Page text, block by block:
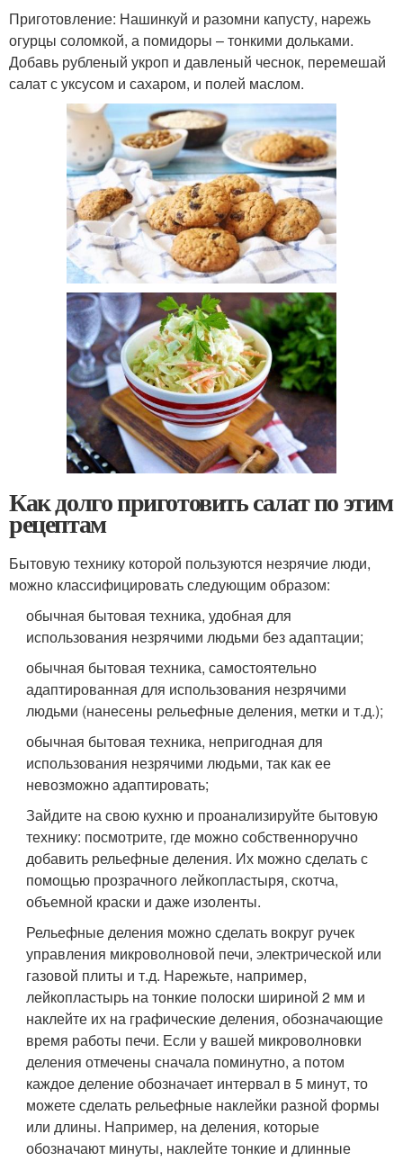
Приготовление: Нашинкуй и разомни капусту, нарежь
огурцы соломкой, а помидоры – тонкими дольками.
Добавь рубленый укроп и давленый чеснок, перемешай
салат с уксусом и сахаром, и полей маслом.
Как долго приготовить салат по этим
рецептам
Бытовую технику которой пользуются незрячие люди,
можно классифицировать следующим образом:
обычная бытовая техника, удобная для
использования незрячими людьми без адаптации;
обычная бытовая техника, самостоятельно
адаптированная для использования незрячими
людьми (нанесены рельефные деления, метки и т.д.);
обычная бытовая техника, непригодная для
использования незрячими людьми, так как ее
невозможно адаптировать;
Зайдите на свою кухню и проанализируйте бытовую
технику: посмотрите, где можно собственноручно
добавить рельефные деления. Их можно сделать с
помощью прозрачного лейкопластыря, скотча,
объемной краски и даже изоленты.
Рельефные деления можно сделать вокруг ручек
управления микроволновой печи, электрической или
газовой плиты и т.д. Нарежьте, например,
лейкопластырь на тонкие полоски шириной 2 мм и
наклейте их на графические деления, обозначающие
время работы печи. Если у вашей микроволновки
деления отмечены сначала поминутно, а потом
каждое деление обозначает интервал в 5 минут, то
можете сделать рельефные наклейки разной формы
или длины. Например, на деления, которые
обозначают минуты, наклейте тонкие и длинные